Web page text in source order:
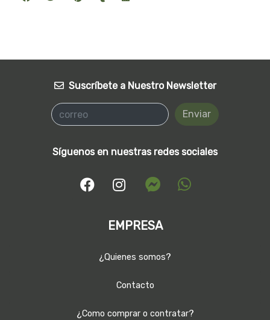
Suscríbete a Nuestro Newsletter
Enviar
Síguenos en nuestras redes sociales
EMPRESA
¿Quienes somos?
Contacto
¿Como comprar o contratar?